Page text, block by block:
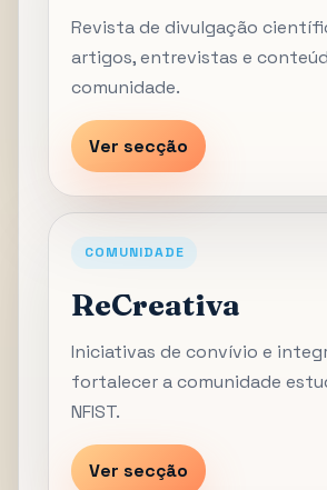
Revista de divulgação
artigos, entrevistas e
comunidade.
Ver secção
COMUNIDADE
ReCreativa
Iniciativas de convívio e
fortalecer a comunidade
NFIST.
Ver secção